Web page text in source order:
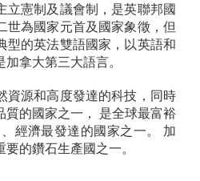
立憲制及議會制，是英聯邦國
世為國家元首及國家象徵，但
型的英法雙語國家，以英語和
拿大第三大語言。
資源和高度發達的科技，同時
質的國家之一， 是全球最富裕
經濟最發達的國家之一。 加
的鑽石生產國之一。